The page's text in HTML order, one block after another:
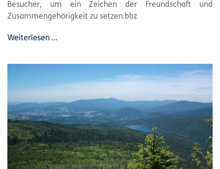
Besucher, um ein Zeichen der Freundschaft und
Zusammengehörigkeit zu setzen.bbz
Weiterlesen …